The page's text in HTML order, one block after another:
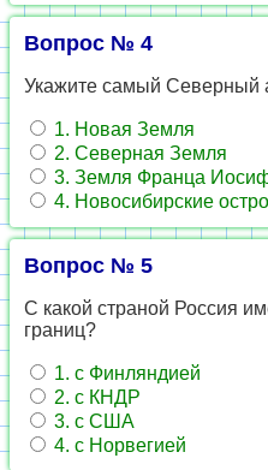
Вопрос № 4
Укажите самый Северный
1. Новая Земля
2. Северная Земля
3. Земля Франца
4. Новосибирские
Вопрос № 5
С какой страной Россия
границ?
1. с Финляндией
2. с КНДР
3. с США
4. с Норвегией